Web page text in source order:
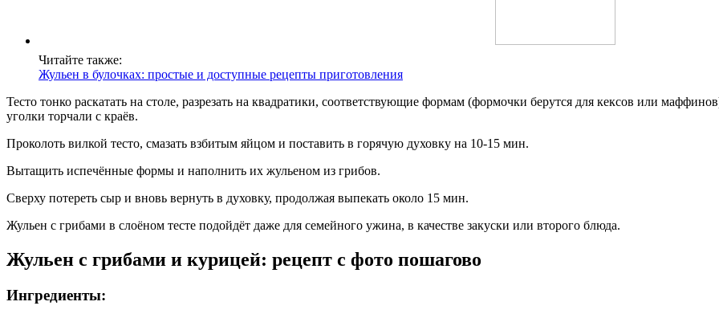
Читайте также:
Жульен в булочках: простые и доступные рецепты приготовления
Тесто тонко раскатать на столе, разрезать на квадратики, соответствующие формам (формочки берутся для кексов или
уголки торчали с краёв.
Проколоть вилкой тесто, смазать взбитым яйцом и поставить в горячую духовку на 10-15 мин.
Вытащить испечённые формы и наполнить их жульеном из грибов.
Сверху потереть сыр и вновь вернуть в духовку, продолжая выпекать около 15 мин.
Жульен с грибами в слоёном тесте подойдёт даже для семейного ужина, в качестве закуски или второго блюда.
Жульен с грибами и курицей: рецепт с фото пошагово
Ингредиенты: